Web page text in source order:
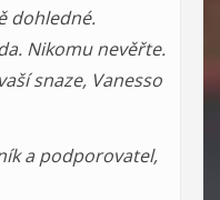
dohledné.
Nikomu nevěřte.
snaze, Vanesso
a podporovatel,